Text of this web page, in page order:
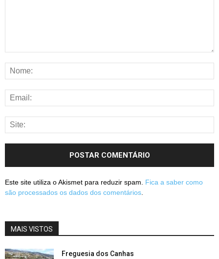
Este site utiliza o Akismet para reduzir spam. Fica a saber como
são processados os dados dos comentários
MAIS VISTOS
Freguesia dos Canhas